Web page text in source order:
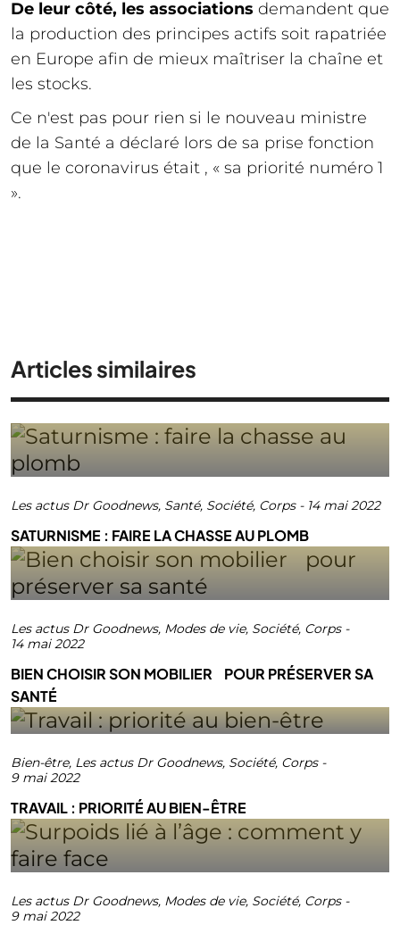
De leur côté, les associations demandent que
la production des principes actifs soit rapatriée
en Europe afin de mieux maîtriser la chaîne et
les stocks.
Ce n'est pas pour rien si le nouveau ministre
de la Santé a déclaré lors de sa prise fonction
que le coronavirus était , « sa priorité numéro 1
».
Articles similaires
Les actus Dr Goodnews, Santé, Société, Corps- 14 mai 2022
SATURNISME : FAIRE LA CHASSE AU PLOMB
Les actus Dr Goodnews, Modes de vie, Société, Corps-
14 mai 2022
BIEN CHOISIR SON MOBILIER POUR PRÉSERVER SA
SANTÉ
Bien-être, Les actus Dr Goodnews, Société, Corps-
9 mai 2022
TRAVAIL : PRIORITÉ AU BIEN-ÊTRE
Les actus Dr Goodnews, Modes de vie, Société, Corps-
9 mai 2022